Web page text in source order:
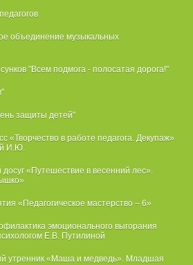
объединение музыкальных
"Всем подмога - полосатая дорога!"
защиты детей"
«Творчество в работе педагога. Декупаж»
И.Ю.
«Путешествие в весенний лес».
«Педагогическое мастерство – 6»
эмоционального выгорания
Е.В. Путилиной
утренник «Маша и медведь». Младшая